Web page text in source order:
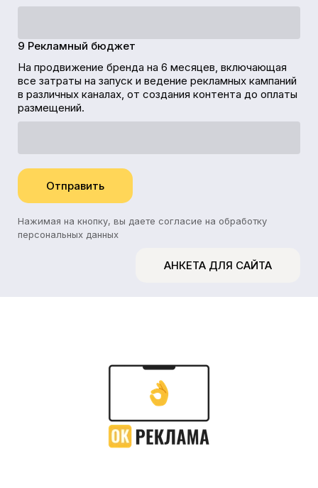
9 Рекламный бюджет
На продвижение бренда на 6 месяцев, включающая
все затраты на запуск и ведение рекламных кампаний
в различных каналах, от создания контента до оплаты
размещений.
Отправить
Нажимая на кнопку, вы даете согласие на обработку
персональных данных
АНКЕТА ДЛЯ САЙТА